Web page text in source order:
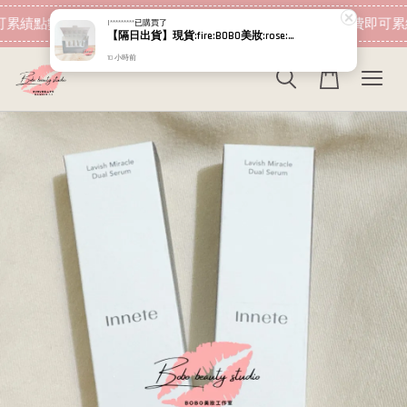
績點數 下筆消費即可折抵 加入會員 消費即可累
I*********已購買了
【隔日出貨】現貨:fire:BOBO美妝:rose:專櫃貨 Relove 潔膚露 嫩皮水 小玻泌 玻色因乳 拉絲霜 旅行組
10 小時前